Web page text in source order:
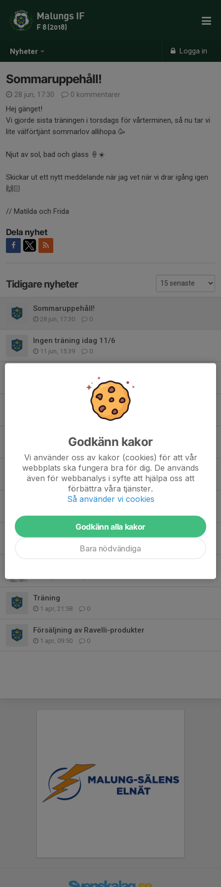
Nyheter Logga in
Malungs IF
F 8 (2018)
Sommaruppehåll!
28 jun, 17:30
0 kommentarer
Hej gänget!
Vi gjorde sista träningen i torsdags för vårterminen, så nu tar vi
lite välförtjänt sommarlov allihopa 🥳
Njut av sol, bad och glass 🍦☀️
Skickar ut ett nytt meddelande när jag vet när vi drar igång igen
🙌🏻
// Matilda och Frida
Dela nyhet
Tidigare nyheter
Sommaruppehåll!
28 jun, 17:30 0
Ingen träning idag 11/6
11 jun, 15:39 0
0
Spelschema MT-cup
0
Tjänstgöring MT-cupen
10 maj, 17:53 0
Träningar utomhus 🤗
4 maj, 12:54 0
Obs, ny tid på träning
Träning
1 apr, 21:58 0
Försäljning av Ravelli-produkter
1 apr, 09:50 0
Godkänn kakor
Vi använder oss av kakor (cookies) för att vår
webbplats ska fungera bra för dig. De används
även för webbanalys i syfte att hjälpa oss att
förbättra våra tjänster.
Så använder vi cookies
Godkänn alla kakor
Bara nödvändiga